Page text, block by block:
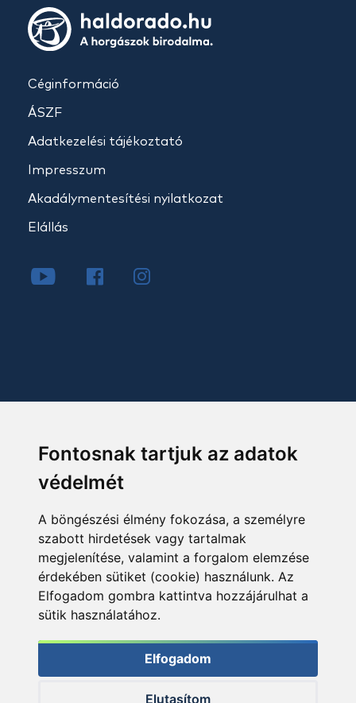
Fontosnak tartjuk az adatok
védelmét
A böngészési élmény fokozása, a személyre
szabott hirdetések vagy tartalmak
megjelenítése, valamint a forgalom elemzése
érdekében sütiket (cookie) használunk. Az
Elfogadom gombra kattintva hozzájárulhat a
sütik használatához.
Elfogadom
Elutasítom
Céginformáció
ÁSZF
Adatkezelési tájékoztató
Impresszum
Akadálymentesítési nyilatkozat
Elállás